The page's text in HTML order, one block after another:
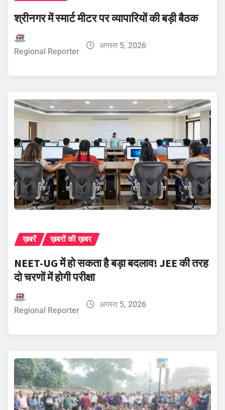
श्रीनगर में स्मार्ट मीटर पर व्यापारियों की बड़ी बैठक
Regional Reporter
अगस्त 5, 2026
ख़बरें ख़बरों की ख़बर
NEET-UG में हो सकता है बड़ा बदलाव! JEE की तरह
दो चरणों में होगी परीक्षा
Regional Reporter
अगस्त 5, 2026